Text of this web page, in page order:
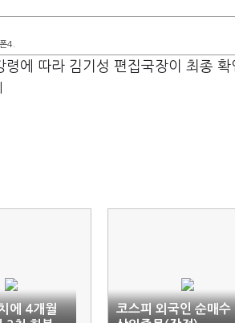
4.
에 따라 김기성 편집국장이 최종 확
에 4개월
코스피 외국인 순매수